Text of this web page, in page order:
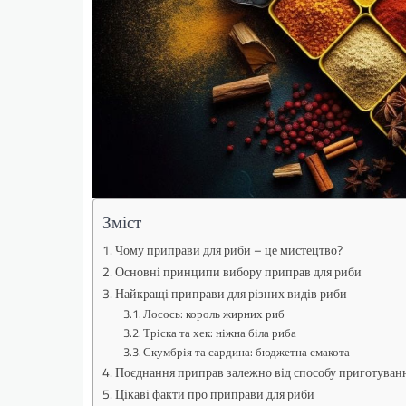
Зміст
Чому приправи для риби – це мистецтво?
Основні принципи вибору приправ для риби
Найкращі приправи для різних видів риби
Лосось: король жирних риб
Тріска та хек: ніжна біла риба
Скумбрія та сардина: бюджетна смакота
Поєднання приправ залежно від способу
Цікаві факти про приправи для риби